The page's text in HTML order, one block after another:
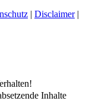
| Disclaimer|
Inhalte